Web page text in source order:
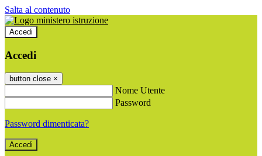
Salta al contenuto
Accedi
Accedi
button close ×
Nome Utente
Password
Password dimenticata?